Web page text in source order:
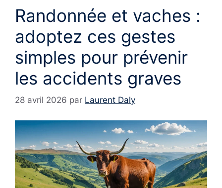
Randonnée et vaches :
adoptez ces gestes
simples pour prévenir
les accidents graves
28 avril 2026 par Laurent Daly